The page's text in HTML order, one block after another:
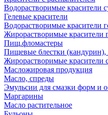
Водорастворимые красители
Гелевые красители
Водорастворимые красители
Жирорастворимые красители
Пищ.фломастеры
Пищевые блестки (кандурин),
Жирорастворимые красители
Масложировая продукция
Масло, спреды
Эмульсии для смазки форм и
Маргарины
Масло растительное